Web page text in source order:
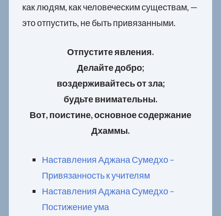
как людям, как человеческим существам, —
это отпустить, не быть привязанными.
Отпустите явления.
Делайте добро;
воздерживайтесь от зла;
будьте внимательны.
Вот, поистине, основное содержание
Дхаммы.
Наставления Аджана Сумедхо –
Привязанность к учителям
Наставления Аджана Сумедхо –
Постижение ума